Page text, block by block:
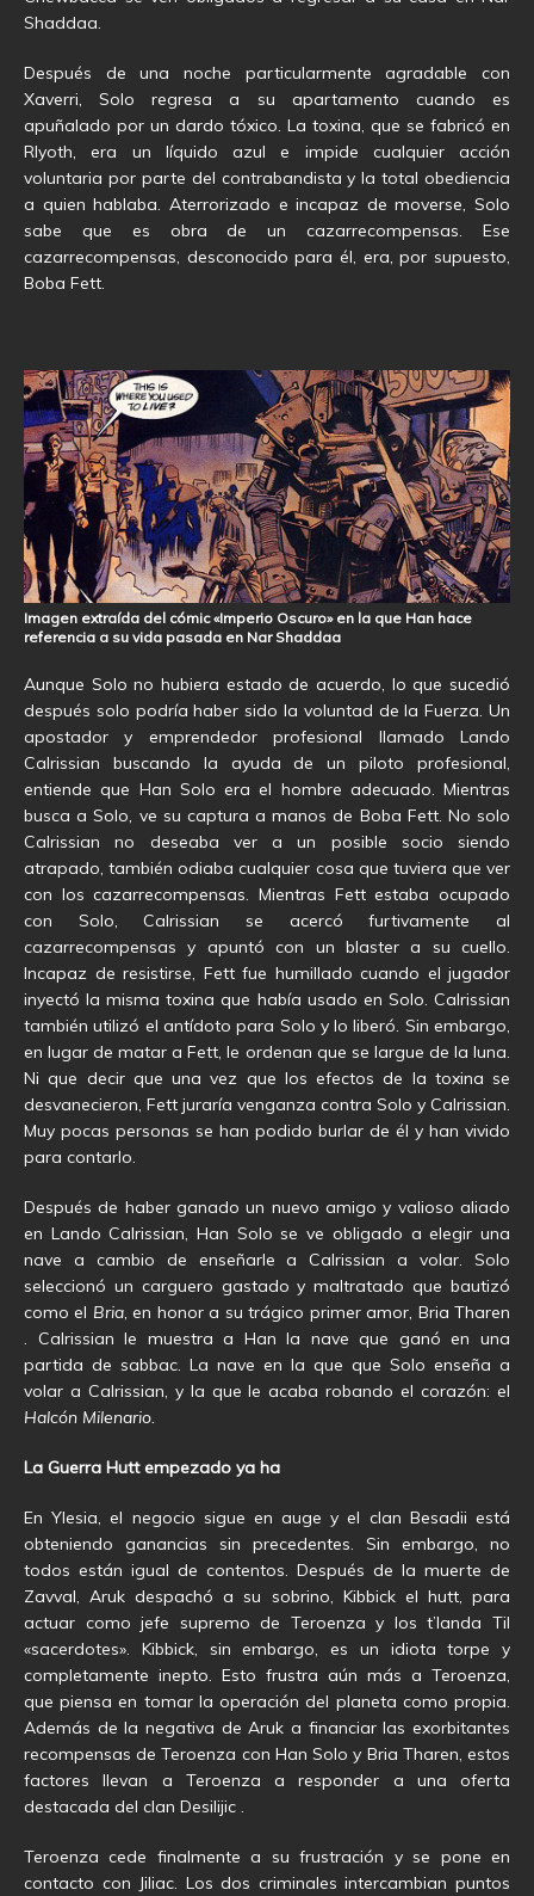
Shaddaa.
Después de una noche particularmente agradable con
Xaverri, Solo regresa a su apartamento cuando es
apuñalado por un dardo tóxico. La toxina, que se fabricó en
Rlyoth, era un líquido azul e impide cualquier acción
voluntaria por parte del contrabandista y la total obediencia
a quien hablaba. Aterrorizado e incapaz de moverse, Solo
sabe que es obra de un cazarrecompensas. Ese
cazarrecompensas, desconocido para él, era, por supuesto,
Boba Fett.
Imagen extraída del cómic «Imperio Oscuro» en la que Han hace
referencia a su vida pasada en Nar Shaddaa
Aunque Solo no hubiera estado de acuerdo, lo que sucedió
después solo podría haber sido la voluntad de la Fuerza. Un
apostador y emprendedor profesional llamado Lando
Calrissian buscando la ayuda de un piloto profesional,
entiende que Han Solo era el hombre adecuado. Mientras
busca a Solo, ve su captura a manos de Boba Fett. No solo
Calrissian no deseaba ver a un posible socio siendo
atrapado, también odiaba cualquier cosa que tuviera que ver
con los cazarrecompensas. Mientras Fett estaba ocupado
con Solo, Calrissian se acercó furtivamente al
cazarrecompensas y apuntó con un blaster a su cuello.
Incapaz de resistirse, Fett fue humillado cuando el jugador
inyectó la misma toxina que había usado en Solo. Calrissian
también utilizó el antídoto para Solo y lo liberó. Sin embargo,
en lugar de matar a Fett, le ordenan que se largue de la luna.
Ni que decir que una vez que los efectos de la toxina se
desvanecieron, Fett juraría venganza contra Solo y Calrissian.
Muy pocas personas se han podido burlar de él y han vivido
para contarlo.
Después de haber ganado un nuevo amigo y valioso aliado
en Lando Calrissian, Han Solo se ve obligado a elegir una
nave a cambio de enseñarle a Calrissian a volar. Solo
seleccionó un carguero gastado y maltratado que bautizó
como el Bria, en honor a su trágico primer amor, Bria Tharen
. Calrissian le muestra a Han la nave que ganó en una
partida de sabbac. La nave en la que que Solo enseña a
volar a Calrissian, y la que le acaba robando el corazón: el
Halcón Milenario.
La Guerra Hutt empezado ya ha
En Ylesia, el negocio sigue en auge y el clan Besadii está
obteniendo ganancias sin precedentes. Sin embargo, no
todos están igual de contentos. Después de la muerte de
Zavval, Aruk despachó a su sobrino, Kibbick el hutt, para
actuar como jefe supremo de Teroenza y los t’landa Til
«sacerdotes». Kibbick, sin embargo, es un idiota torpe y
completamente inepto. Esto frustra aún más a Teroenza,
que piensa en tomar la operación del planeta como propia.
Además de la negativa de Aruk a financiar las exorbitantes
recompensas de Teroenza con Han Solo y Bria Tharen, estos
factores llevan a Teroenza a responder a una oferta
destacada del clan Desilijic .
Teroenza cede finalmente a su frustración y se pone en
contacto con Jiliac. Los dos criminales intercambian puntos